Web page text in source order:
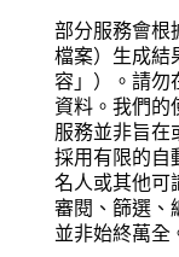
部分服務會根
檔案）生成結
容」）。請勿
資料。我們的
服務並非旨在
採用有限的自
名人或其他可
審閱、篩選、
並非始終萬全